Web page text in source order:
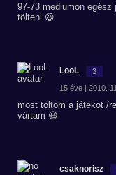
97-73 mediumon
tölteni 😆
LooL 3
15 éve | 2010.
most töltöm a játékot /
vártam 😆
csaknorisz